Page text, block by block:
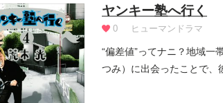
ヤンキー塾へ行く
0 ヒューマンドラマ
“偏差値”ってナニ？地域一
つみ）に出会ったことで、